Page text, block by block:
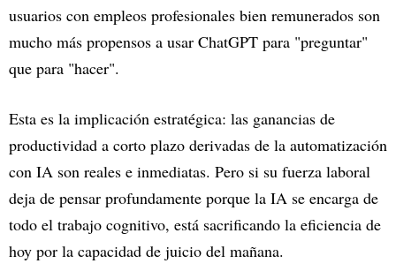
usuarios con empleos profesionales bien remunerados son
mucho más propensos a usar ChatGPT para "preguntar"
que para "hacer".
Esta es la implicación estratégica: las ganancias de
productividad a corto plazo derivadas de la automatización
con IA son reales e inmediatas. Pero si su fuerza laboral
deja de pensar profundamente porque la IA se encarga de
todo el trabajo cognitivo, está sacrificando la eficiencia de
hoy por la capacidad de juicio del mañana.